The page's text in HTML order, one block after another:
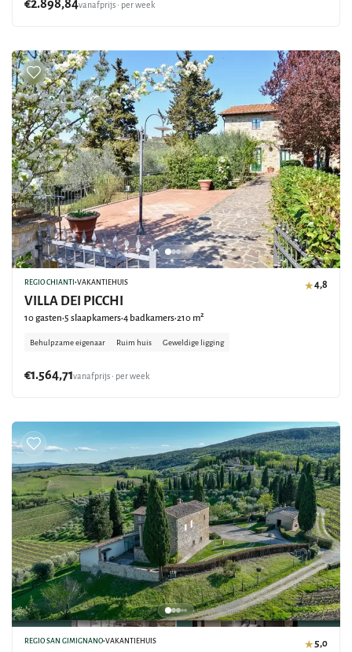
€2.898,84vanafprijs • per week
★4,8
REGIO CHIANTI •VAKANTIEHUIS
VILLA DEI PICCHI
10 gasten•5 slaapkamers•4 badkamers•210 m²
Behulpzame eigenaar Ruim huis Geweldige ligging
€1.564,71vanafprijs • per week
★5,0
REGIO SAN GIMIGNANO•VAKANTIEHUIS